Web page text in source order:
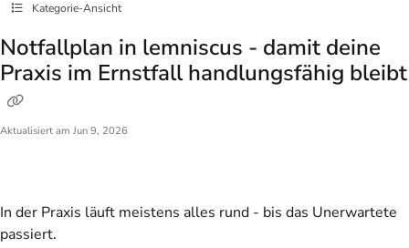
Kategorie-Ansicht
Notfallplan in lemniscus - damit deine
Praxis im Ernstfall handlungsfähig bleibt
Aktualisiert am Jun 9, 2026
In der Praxis läuft meistens alles rund - bis das Unerwartete
passiert.